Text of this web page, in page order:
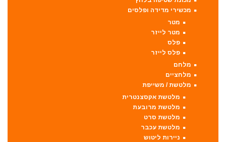
מכשירי מדידה ופלסים
מטר
מטר לייזר
פלס
פלס לייזר
מלחם
מלחציים
מלטשת / משייפת
מלטשת אקסצנטרית
מלטשת מרובעת
מלטשת סרט
מלטשת עכבר
ניירות ליטוש